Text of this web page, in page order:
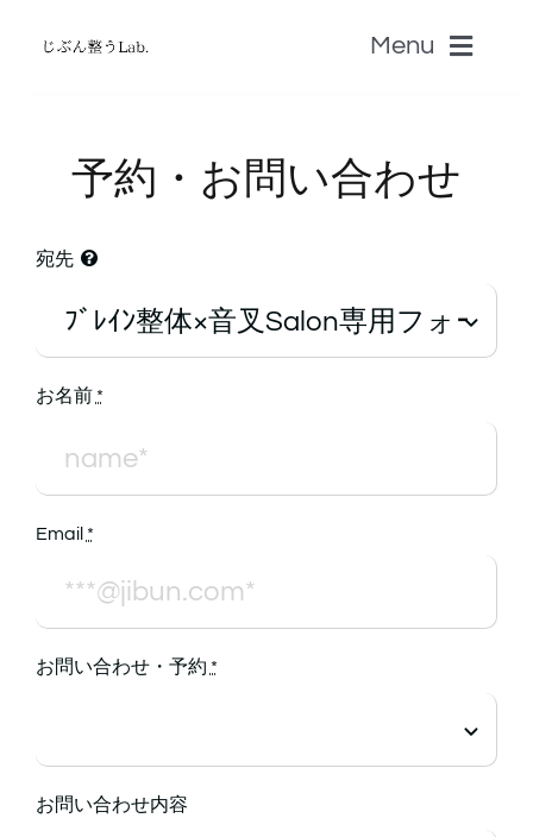
Menu
脳科学「自分のトリセツ」S-BRAIN
QA・体験談
ブログ
癒しのツール on-lineショップ
予約・お問い合わせ
宛先
お名前 *
Email *
お問い合わせ・予約 *
お問い合わせ内容